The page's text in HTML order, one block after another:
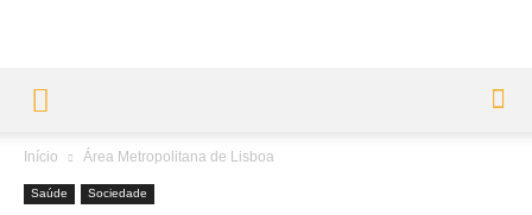
Início Área Metropolitana de Lisboa
Saúde Sociedade